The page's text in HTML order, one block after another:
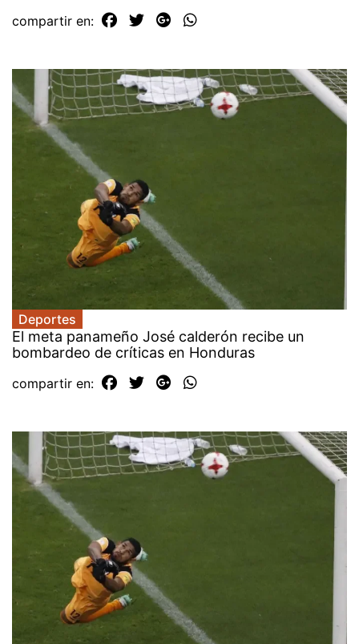
compartir en:
Deportes
El meta panameño José calderón recibe un
bombardeo de críticas en Honduras
compartir en: